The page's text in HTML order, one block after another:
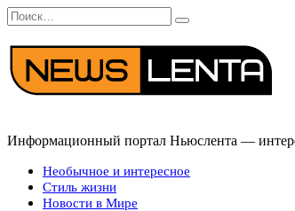
Перейти
к
содержанию
Search
for:
Информационный портал Ньюслента —
Необычное и интересное
Стиль жизни
Новости в Мире